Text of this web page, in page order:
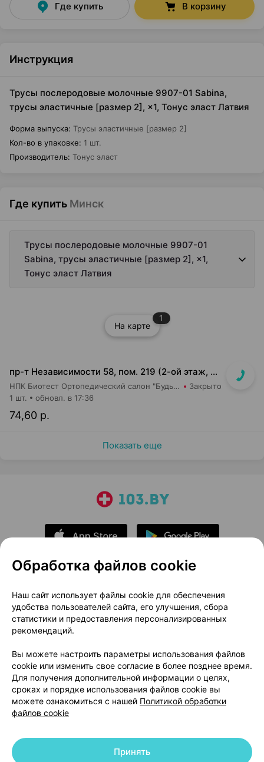
Где купить В корзину
Инструкция
Трусы послеродовые молочные 9907-01 Sabina,
трусы эластичные [размер 2], ×1, Тонус эласт Латвия
Форма выпуска: Трусы эластичные [размер 2]
Кол-во в упаковке: 1 шт.
Производитель: Тонус эласт
Где купить Минск
Трусы послеродовые молочные 9907-01
Sabina, трусы эластичные [размер 2], ×1,
Тонус эласт Латвия
На карте
1
пр-т Независимости 58, пом. 219 (2-ой этаж, ТЦ Московско-Венский)
НПК Биотест Ортопедический салон "Будь в тонусе" Закрыто
74,60 р.
1 шт. обновл. в 17:36
Показать еще
О проекте
Новости проекта
Размещение рекламы
Медицинский маркетинг
Публичный договор
Доставка
Способы оплаты
Вакансии
Партнеры
Написать руководителю 103.by
Написать в поддержку
Персональные настройки Cookie
Обработка файлов cookie
Наш сайт использует файлы cookie для обеспечения
удобства пользователей сайта, его улучшения, сбора
статистики и предоставления персонализированных
рекомендаций.
Вы можете настроить параметры использования файлов
cookie или изменить свое согласие в более позднее время.
Для получения дополнительной информации о целях,
сроках и порядке использования файлов cookie вы
можете ознакомиться с нашей Политикой обработки
файлов cookie
Принять